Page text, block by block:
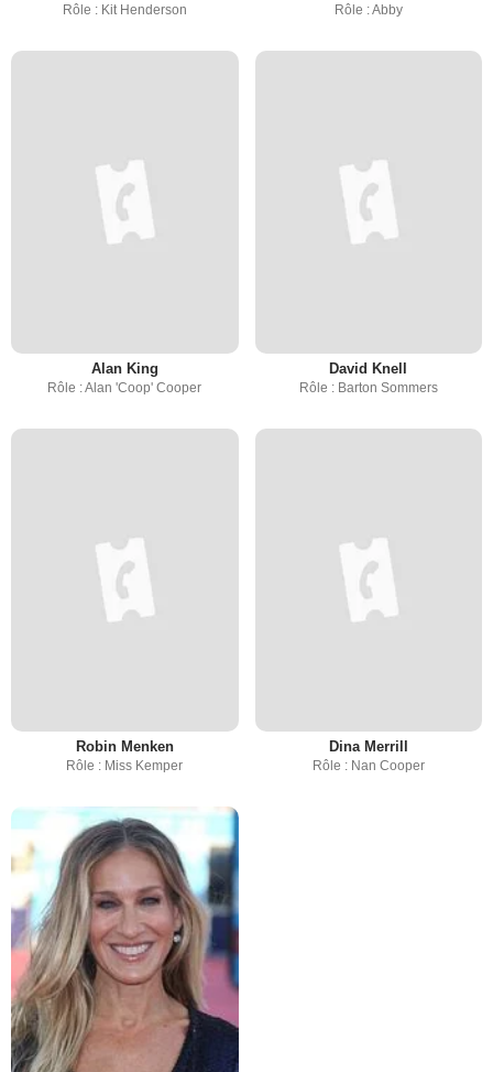
Rôle : Kit Henderson Rôle : Abby
Alan King
Rôle : Alan 'Coop' Cooper
David Knell
Rôle : Barton Sommers
Robin Menken
Rôle : Miss Kemper
Dina Merrill
Rôle : Nan Cooper